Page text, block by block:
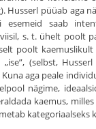
Husserl püüab aga
esemeid saab
s. t. ühelt poolt
poolt
(selbst,
aga peale
nägime,
kaemus,
kategoriaalseks